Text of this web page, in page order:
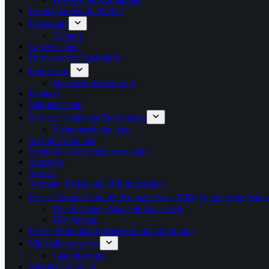
Erreichbarkeit im Notfall
Fahrzeuge
Technik
Gedenksteine
Hinweise für Gastfahrer
Impressum
Datenschutzerklärung
Kontakt
Mitgliedschaft
Service, Links und Downloads
Steinertseebahn App
So finden Sie uns
Spenden an die Steinertseebahn
Startseite
Strecke
Termine, Preise und Öffnungszeiten
Unser Domizil (und die Keimzelle des MBC) in der
Die N-Anlage Malsfeld-Beiseförth
HO-Anlage
Unser Modellbahn-Museum und Clubraum
Wir stellen uns vor
Jugendgruppe
Mitgliederbereich